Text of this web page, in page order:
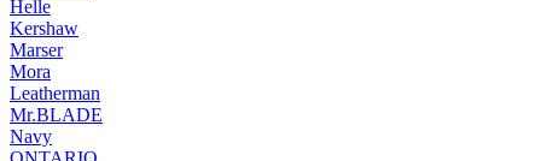
Helle
Kershaw
Marser
Mora
Leatherman
Mr.BLADE
Navy